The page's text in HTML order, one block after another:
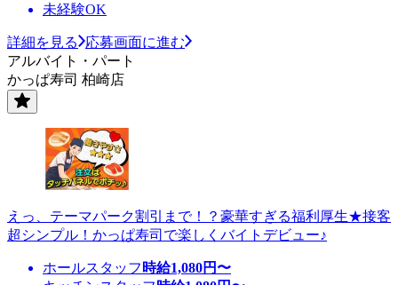
未経験OK
詳細を見る
応募画面に進む
アルバイト・パート
かっぱ寿司 柏崎店
えっ、テーマパーク割引まで！？豪華すぎる福利厚生★接客
超シンプル！かっぱ寿司で楽しくバイトデビュー♪
ホールスタッフ 時給1,080円〜